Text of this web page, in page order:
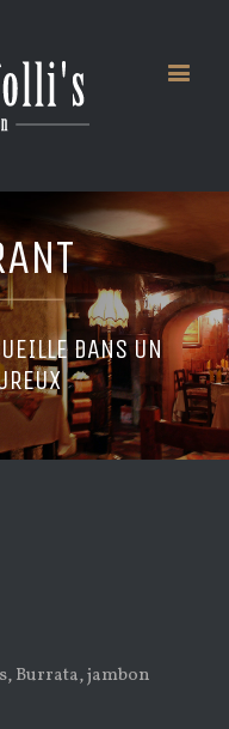
DANS UN
Burrata, jambon